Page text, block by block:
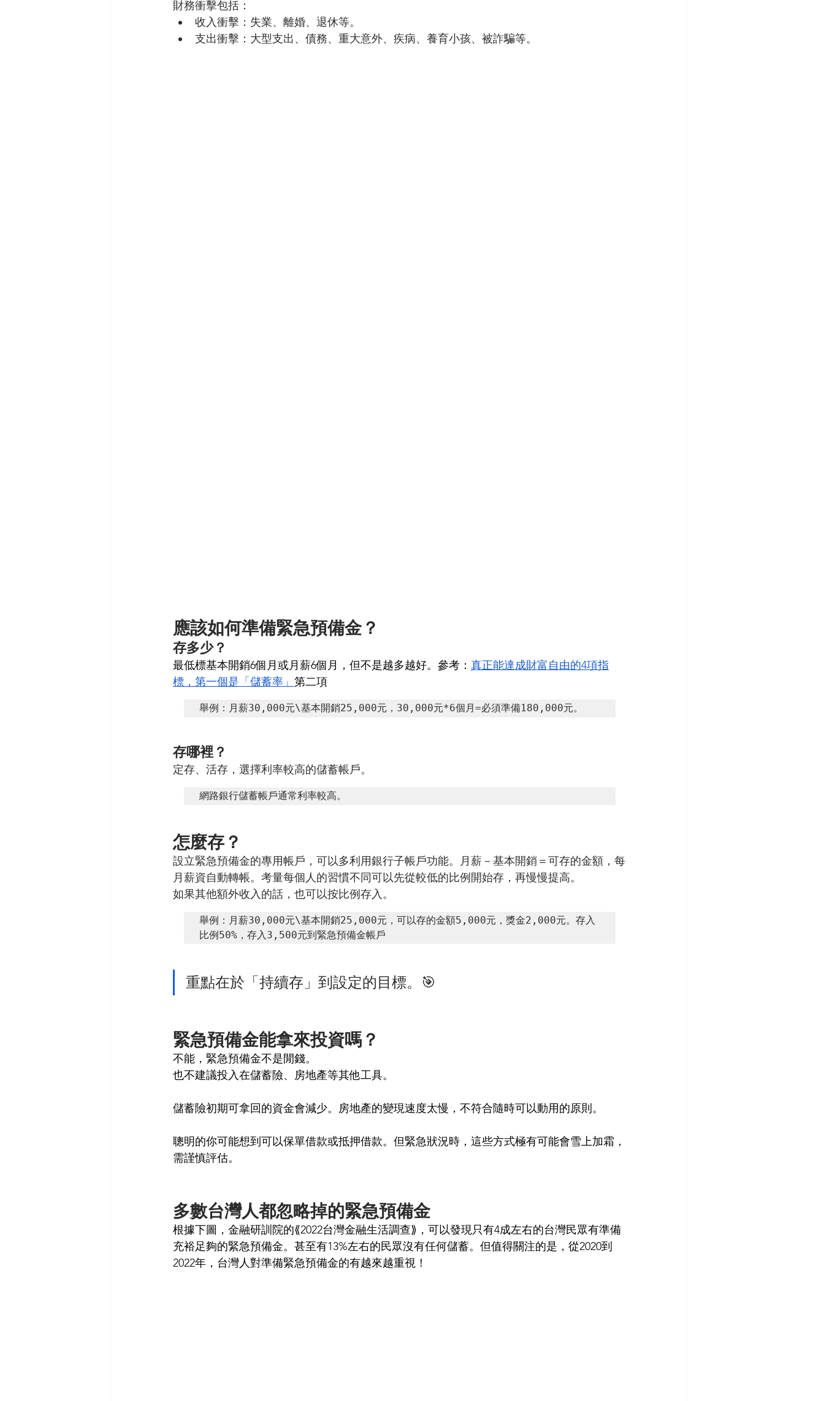
財務衝擊包括：
收入衝擊：失業、離婚、退休等。
支出衝擊：大型支出、債務、重大意外、疾病、養育小孩、被詐騙等。
應該如何準備緊急預備金？
存多少？
最低標基本開銷6個月或月薪6個月，但不是越多越好。參考： 真正能達成財富自由的4項指
標，第一個是「儲蓄率」 第二項
舉例：月薪30,000元\基本開銷25,000元，30,000元*6個月=必須準備180,000元。
存哪裡？
定存、活存，選擇利率較高的儲蓄帳戶。
網路銀行儲蓄帳戶通常利率較高。
怎麼存？
設立緊急預備金的專用帳戶，可以多利用銀行子帳戶功能。月薪－基本開銷＝可存的金額，每
月薪資自動轉帳。考量每個人的習慣不同可以先從較低的比例開始存，再慢慢提高。
如果其他額外收入的話，也可以按比例存入。
舉例：月薪30,000元\基本開銷25,000元，可以存的金額5,000元，獎金2,000元。存入
比例50%，存入3,500元到緊急預備金帳戶
重點在於「持續存」到設定的目標。🎯
緊急預備金能拿來投資嗎？
不能，緊急預備金不是閒錢。
也不建議投入在儲蓄險、房地產等其他工具。
儲蓄險初期可拿回的資金會減少。房地產的變現速度太慢，不符合隨時可以動用的原則。
聰明的你可能想到可以保單借款或抵押借款。但緊急狀況時，這些方式極有可能會雪上加霜，
需謹慎評估。
多數台灣人都忽略掉的緊急預備金
根據下圖，金融研訓院的⟪2022台灣金融生活調查⟫，可以發現只有4成左右的台灣民眾有準備
充裕足夠的緊急預備金。甚至有13%左右的民眾沒有任何儲蓄。但值得關注的是，從2020到
2022年，台灣人對準備緊急預備金的有越來越重視！